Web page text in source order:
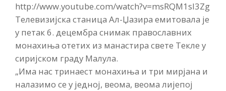
http://www.youtube.com/watch?v=msRQM1sI3Zg
Телевизијска станица Ал-Џазира емитовала је
у петак 6. децембра снимак православних
монахиња отетих из манастира свете Текле у
сиријском граду Малула.
„Има нас тринаест монахиња и три мирјана и
налазимо се у једној, веома, веома лијепој